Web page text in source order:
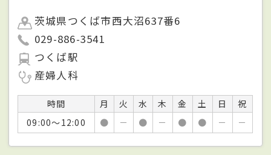
茨城県つくば市西大沼637番6
029-886-3541
つくば駅
産婦人科
時間 月 火 水 木 金 土 日
祝
09:00～12:00
● － ● － ● ● － －